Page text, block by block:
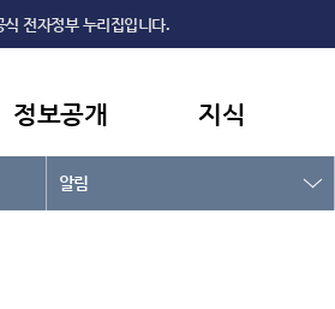
전자정부 누리집입니다.
정보공개 지식
알림